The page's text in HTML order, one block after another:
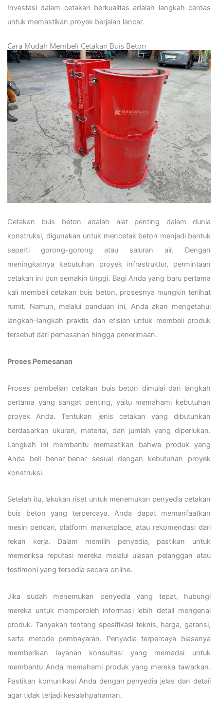
Investasi dalam cetakan berkualitas adalah langkah cerdas
untuk memastikan proyek berjalan lancar.
Cara Mudah Membeli Cetakan Buis Beton
Cetakan buis beton adalah alat penting dalam dunia
konstruksi, digunakan untuk mencetak beton menjadi bentuk
seperti gorong-gorong atau saluran air. Dengan
meningkatnya kebutuhan proyek infrastruktur, permintaan
cetakan ini pun semakin tinggi. Bagi Anda yang baru pertama
kali membeli cetakan buis beton, prosesnya mungkin terlihat
rumit. Namun, melalui panduan ini, Anda akan mengetahui
langkah-langkah praktis dan efisien untuk membeli produk
tersebut dari pemesanan hingga penerimaan.
Proses Pemesanan
Proses pembelian cetakan buis beton dimulai dari langkah
pertama yang sangat penting, yaitu memahami kebutuhan
proyek Anda. Tentukan jenis cetakan yang dibutuhkan
berdasarkan ukuran, material, dan jumlah yang diperlukan.
Langkah ini membantu memastikan bahwa produk yang
Anda beli benar-benar sesuai dengan kebutuhan proyek
konstruksi.
Setelah itu, lakukan riset untuk menemukan penyedia cetakan
buis beton yang terpercaya. Anda dapat memanfaatkan
mesin pencari, platform marketplace, atau rekomendasi dari
rekan kerja. Dalam memilih penyedia, pastikan untuk
memeriksa reputasi mereka melalui ulasan pelanggan atau
testimoni yang tersedia secara online.
Jika sudah menemukan penyedia yang tepat, hubungi
mereka untuk memperoleh informasi lebih detail mengenai
produk. Tanyakan tentang spesifikasi teknis, harga, garansi,
serta metode pembayaran. Penyedia terpercaya biasanya
memberikan layanan konsultasi yang memadai untuk
membantu Anda memahami produk yang mereka tawarkan.
Pastikan komunikasi Anda dengan penyedia jelas dan detail
agar tidak terjadi kesalahpahaman.